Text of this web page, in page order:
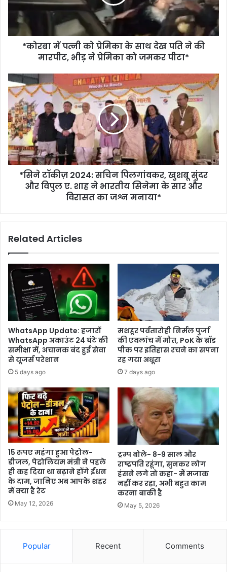
के
पति
भीड़
ने
प्रेमिका
को
जमकर
पीटा*
*कोरबा में पत्नी को प्रेमिका के साथ देख पति ने की
मारपीट, भीड़ ने प्रेमिका को जमकर पीटा*
*सिने
टॉकीज़
2024:
सचिन
पिलगांवकर,
खुशबू
सुंदर
और
विपुल
सिनेमा
सार
का
जश्न
मनाया*
*सिने टॉकीज़ 2024: सचिन पिलगांवकर, खुशबू सुंदर
और विपुल ए. शाह ने भारतीय सिनेमा के सार और
विरासत का जश्न मनाया*
Related Articles
WhatsApp Update: हजारों
WhatsApp अकाउंट 24 घंटे की
समीक्षा में, अचानक बंद हुई सेवा
से यूजर्स परेशान
5 days ago
मशहूर पर्वतारोही निर्मल पुर्जा
की एवलांच में मौत, PoK के ब्रॉड
पीक पर इतिहास रचने का सपना
रह गया अधूरा
7 days ago
15 रुपए महंगा हुआ पेट्रोल-
डीजल, पेट्रोलियम मंत्री ने पहले
ही कह दिया था बढ़ाने होंगे ईंधन
के दाम, जानिए अब आपके शहर
में क्या है रेट
May 12, 2026
ट्रम्प बोले- 8-9 साल और
राष्ट्रपति रहूंगा, सुनकर लोग
हंसने लगे तो कहा- मैं मजाक
नहीं कर रहा, अभी बहुत काम
करना बाकी है
May 5, 2026
Popular Recent Comments